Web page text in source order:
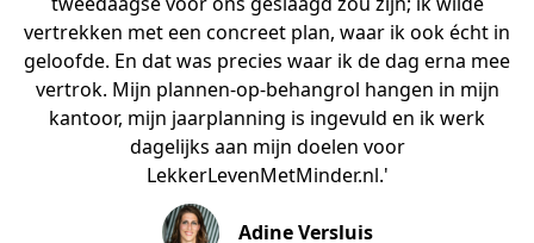
vertrekken met een concreet plan, waar ik ook écht in
geloofde. En dat was precies waar ik de dag erna mee
vertrok. Mijn plannen-op-behangrol hangen in mijn
kantoor, mijn jaarplanning is ingevuld en ik werk
dagelijks aan mijn doelen voor
LekkerLevenMetMinder.nl.'
Adine Versluis